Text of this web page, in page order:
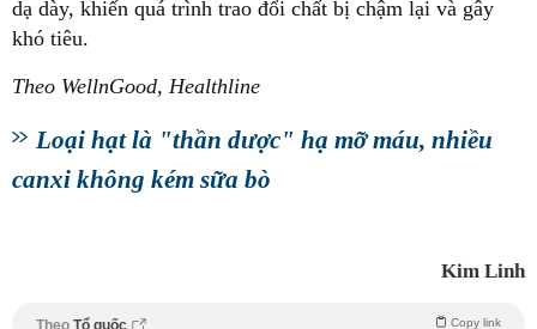
dạ dày, khiến quá trình trao đổi chất bị chậm lại và gây
Theo WellnGood, Healthline
Loại hạt là "thần dược" hạ mỡ máu, nhiều
canxi không kém sữa bò
Kim Linh
Theo Tổ quốc Copy link